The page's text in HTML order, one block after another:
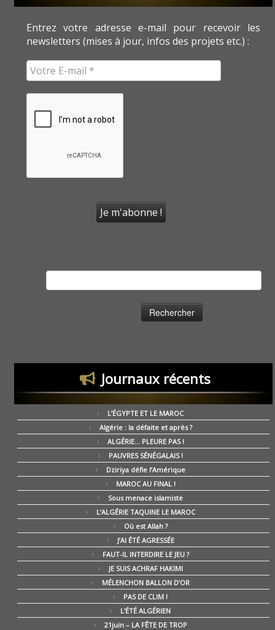
Entrez votre adresse e-mail pour recevoir les
newsletters (mises à jour, infos des projets etc.) :
Journaux récents
L’ÉGYPTE ET LE MAROC
Algérie : la défaite et après ?
ALGÉRIE… PLEURE PAS !
PAUVRES SÉNÉGALAIS !
Dziriya défie l’Amérique
MAROC AU FINAL !
Sous menace islamiste
L’ALGÉRIE TAQUINE LE MAROC
Où est Allah ?
J’AI ÉTÉ AGRESSÉE
FAUT-IL INTERDIRE LE JEU ?
JE SUIS ACHRAF HAKIMI
MÉLENCHON BALLON D’OR
PAS DE CLIM !
L’ÉTÉ ALGÉRIEN
21juin – LA FÊTE DE TROP